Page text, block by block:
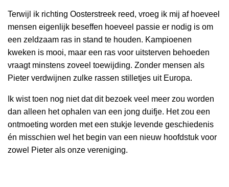
Terwijl ik richting Oosterstreek reed, vroeg ik mij af hoeveel
mensen eigenlijk beseffen hoeveel passie er nodig is om
een zeldzaam ras in stand te houden. Kampioenen
kweken is mooi, maar een ras voor uitsterven behoeden
vraagt minstens zoveel toewijding. Zonder mensen als
Pieter verdwijnen zulke rassen stilletjes uit Europa.
Ik wist toen nog niet dat dit bezoek veel meer zou worden
dan alleen het ophalen van een jong duifje. Het zou een
ontmoeting worden met een stukje levende geschiedenis
én misschien wel het begin van een nieuw hoofdstuk voor
zowel Pieter als onze vereniging.